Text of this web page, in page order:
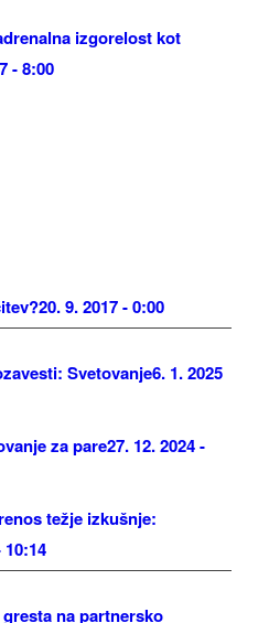
izgorelost kot
- 8:00
20. 9. 2017 - 0:00
Svetovanje6. 1. 2025
za pare27. 12. 2024 -
težje izkušnje:
10:14
na partnersko